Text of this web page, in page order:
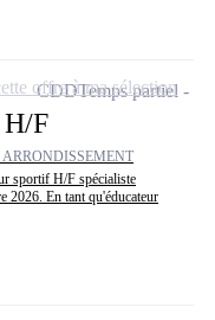
F
ARRONDISSEMENT
sportif H/F spécialiste
2026. En tant qu'éducateur
CDDTemps partiel
offre à ma sélection